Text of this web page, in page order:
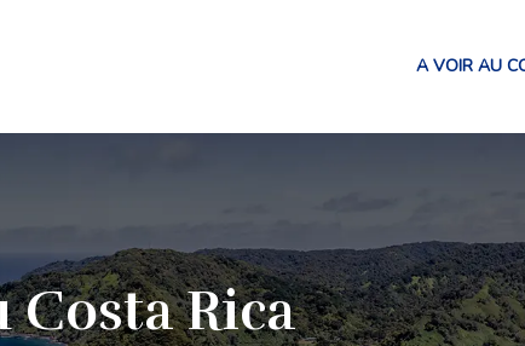
A VOIR AU
Costa Rica